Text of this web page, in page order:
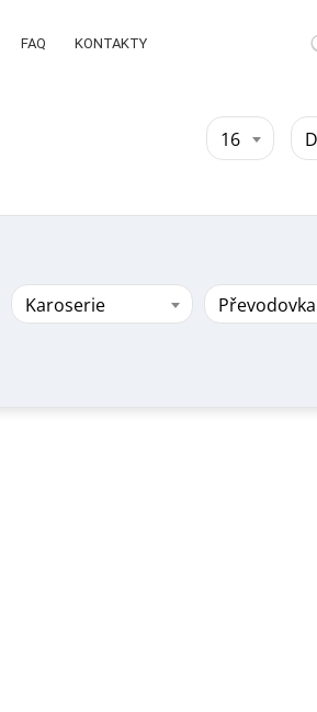
FAQ KONTAKTY
16
Karoserie Převodovka